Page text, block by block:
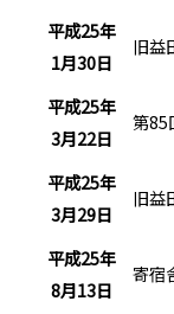
平成25年
1月30日
旧益
平成25年
3月22日
第85
平成25年
3月29日
旧益
平成25年
8月13日
寄宿